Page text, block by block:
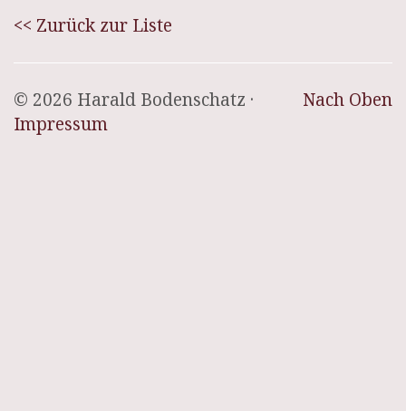
<< Zurück zur Liste
Nach Oben
© 2026 Harald Bodenschatz ·
Impressum